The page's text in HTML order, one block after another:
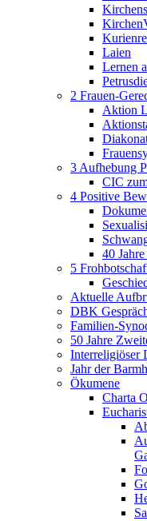
Laien
Lernen
2 Frauen-
Aktion
3 Aufhebung
CIC
4 Positive
40
5
Aktuelle
DBK
Familien-
50 Jahre
Interreligiöser
Jahr der
Ökumene
Charta